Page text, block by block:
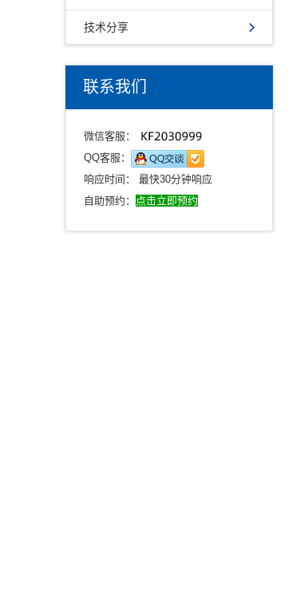
技术分享
联系我们
微信客服：
QQ客服：
响应时间： 最快30分钟响应
自助预约： 点击立即预约